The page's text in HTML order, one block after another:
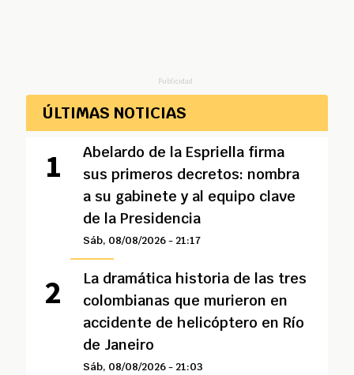
Publicidad
ÚLTIMAS NOTICIAS
Abelardo de la Espriella firma
sus primeros decretos: nombra
a su gabinete y al equipo clave
de la Presidencia
Sáb, 08/08/2026 - 21:17
La dramática historia de las tres
colombianas que murieron en
accidente de helicóptero en Río
de Janeiro
Sáb, 08/08/2026 - 21:03